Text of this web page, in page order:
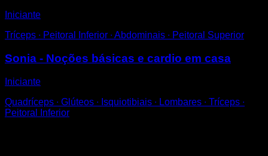
Iniciante
Tríceps ∙ Peitoral Inferior ∙ Abdominais ∙ Peitoral Superior
Sonia - Noções básicas e cardio em casa
Iniciante
Quadríceps ∙ Glúteos ∙ Isquiotibiais ∙ Lombares ∙ Tríceps ∙
Peitoral Inferior